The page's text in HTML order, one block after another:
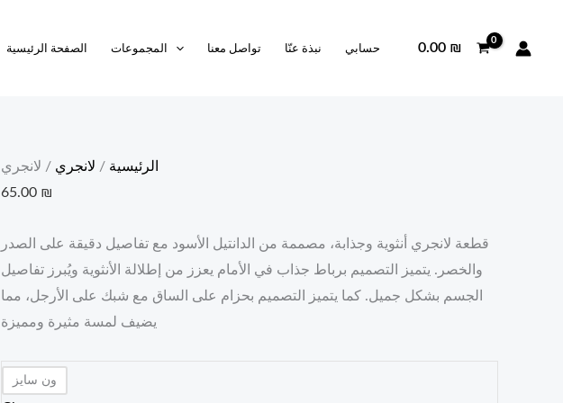
الصفحة الرئيسية المجموعات تواصل معنا نبذة عنّا حسابي 0.00 ₪
الرئيسية / لانجري / لانجري
65.00 ₪
قطعة لانجري أنثوية وجذابة، مصممة من الدانتيل الأسود مع تفاصيل دقيقة على الصدر
والخصر. يتميز التصميم برباط جذاب في الأمام يعزز من إطلالة الأنثوية ويُبرز تفاصيل
الجسم بشكل جميل. كما يتميز التصميم بحزام على الساق مع شبك على الأرجل، مما
يضيف لمسة مثيرة ومميزة
ون سايز